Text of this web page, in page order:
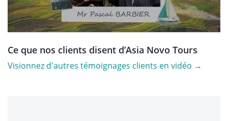
Ce que nos clients disent d’Asia Novo Tours
Visionnez d'autres témoignages clients en vidéo →